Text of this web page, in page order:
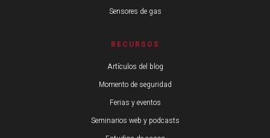
Sensores de gas
RECURSOS
Artículos del blog
Momento de seguridad
Ferias y eventos
Seminarios web y podcasts